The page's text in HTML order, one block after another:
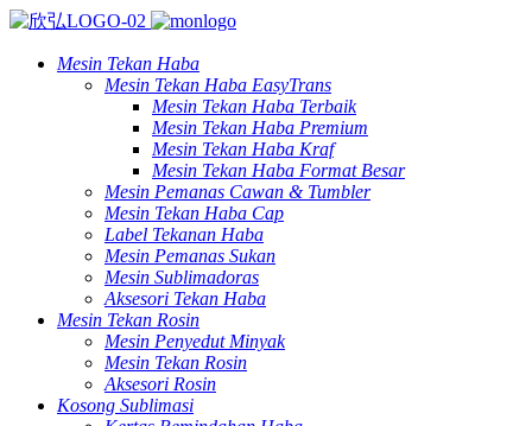
Mesin Tekan Haba
Mesin Tekan Haba EasyTrans
Mesin Tekan Haba Terbaik
Mesin Tekan Haba Premium
Mesin Tekan Haba Kraf
Mesin Tekan Haba Format Besar
Mesin Pemanas Cawan & Tumbler
Mesin Tekan Haba Cap
Label Tekanan Haba
Mesin Pemanas Sukan
Mesin Sublimadoras
Aksesori Tekan Haba
Mesin Tekan Rosin
Mesin Penyedut Minyak
Mesin Tekan Rosin
Aksesori Rosin
Kosong Sublimasi